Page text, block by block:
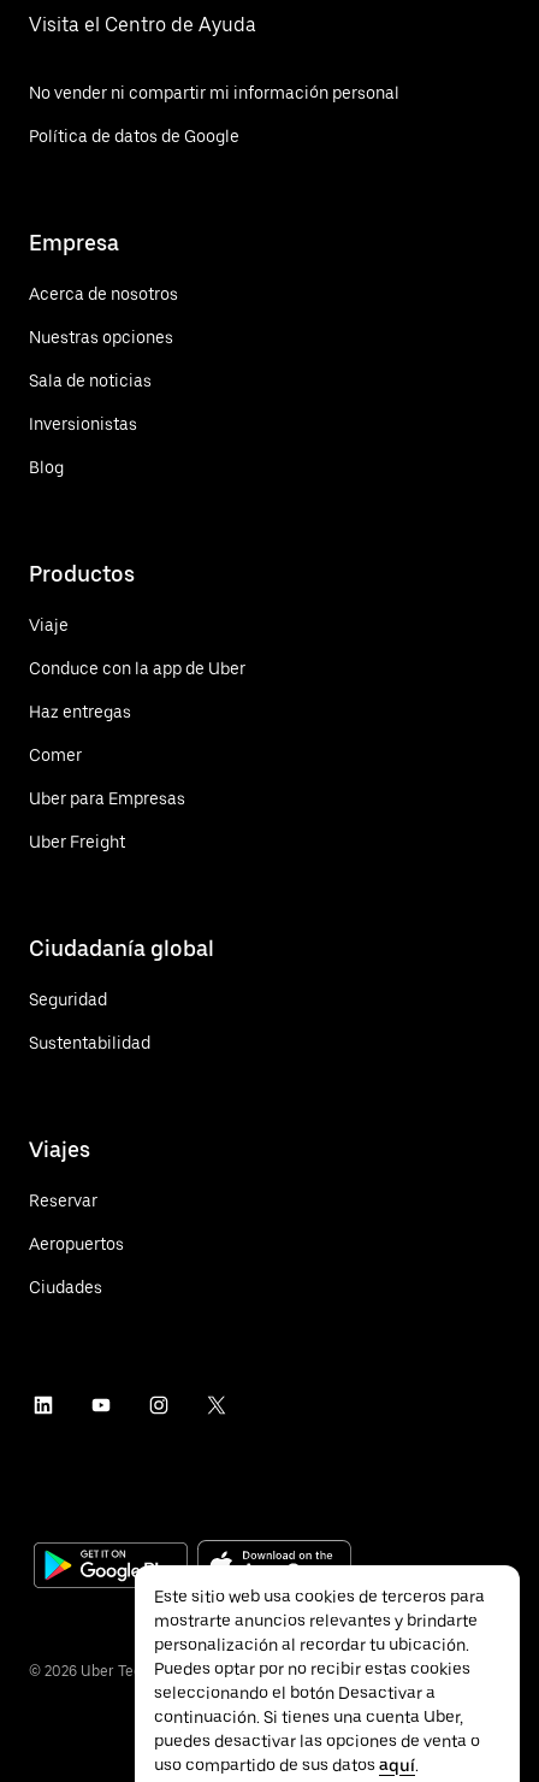
Visita el Centro de Ayuda
No vender ni compartir mi información personal
Política de datos de Google
Empresa
Acerca de nosotros
Nuestras opciones
Sala de noticias
Inversionistas
Blog
Productos
Viaje
Conduce con la app de Uber
Haz entregas
Comer
Uber para Empresas
Uber Freight
Ciudadanía global
Seguridad
Sustentabilidad
Viajes
Reservar
Aeropuertos
Ciudades
© 2026 Uber Technologies Inc.
Este sitio web usa cookies de terceros para
mostrarte anuncios relevantes y brindarte
personalización al recordar tu ubicación.
Puedes optar por no recibir estas cookies
seleccionando el botón Desactivar a
continuación. Si tienes una cuenta Uber,
puedes desactivar las opciones de venta o
uso compartido de sus datos aquí.